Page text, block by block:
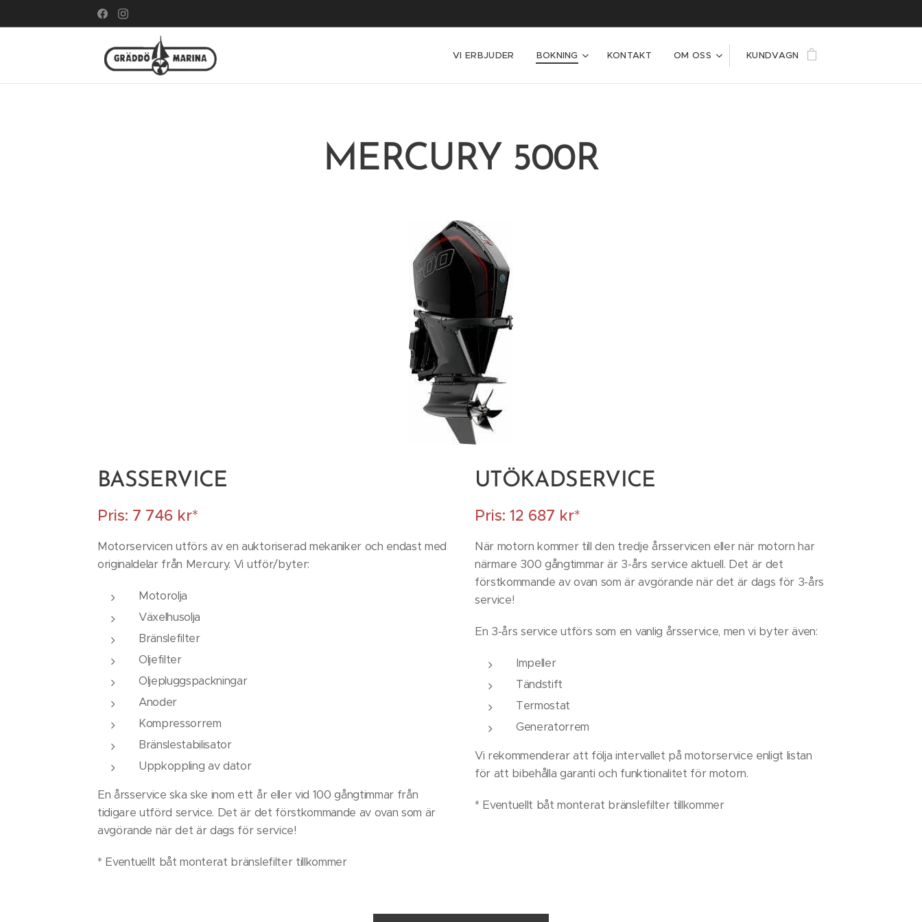
VI ERBJUDER BOKNING KONTAKT OM OSS KUNDVAGN
MERCURY 500R
BASSERVICE
Pris: 7 746 kr*
Motorservicen utförs av en auktoriserad mekaniker och endast med
originaldelar från Mercury. Vi utför/byter:
Motorolja
Växelhusolja
Bränslefilter
Oljefilter
Oljepluggspackningar
Anoder
Kompressorrem
Bränslestabilisator
Uppkoppling av dator
En årsservice ska ske inom ett år eller vid 100 gångtimmar från
tidigare utförd service. Det är det förstkommande av ovan som är
avgörande när det är dags för service!
* Eventuellt båt monterat bränslefilter tillkommer
UTÖKADSERVICE
Pris: 12 687 kr*
När motorn kommer till den tredje årsservicen eller när motorn har
närmare 300 gångtimmar är 3-års service aktuell. Det är det
förstkommande av ovan som är avgörande när det är dags för 3-års
service!
En 3-års service utförs som en vanlig årsservice, men vi byter även:
Impeller
Tändstift
Termostat
Generatorrem
Vi rekommenderar att följa intervallet på motorservice enligt listan
för att bibehålla garanti och funktionalitet för motorn.
* Eventuellt båt monterat bränslefilter tillkommer